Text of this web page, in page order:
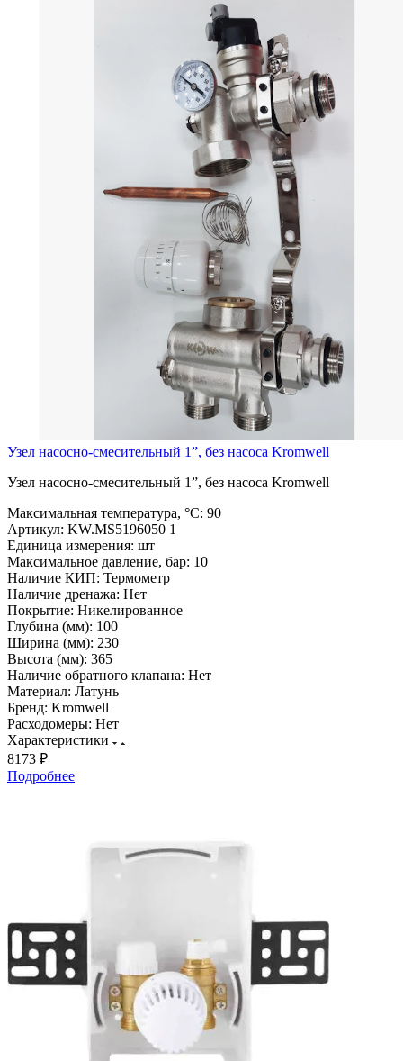
Узел насосно-смесительный 1”, без насоса Kromwell
Узел насосно-смесительный 1”, без насоса Kromwell
Максимальная температура, °С: 90
Артикул: KW.MS5196050 1
Единица измерения: шт
Максимальное давление, бар: 10
Наличие КИП: Термометр
Наличие дренажа: Нет
Покрытие: Никелированное
Глубина (мм): 100
Ширина (мм): 230
Высота (мм): 365
Наличие обратного клапана: Нет
Материал: Латунь
Бренд: Kromwell
Расходомеры: Нет
Характеристики
8173 ₽
Подробнее